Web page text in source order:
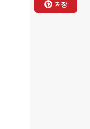
저장